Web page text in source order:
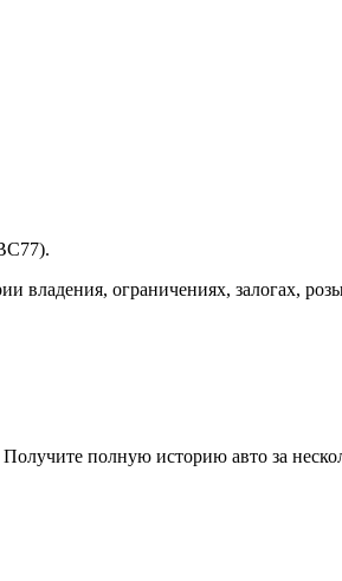
ограничениях, залогах,
полную историю авто за